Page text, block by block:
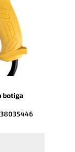
botiga